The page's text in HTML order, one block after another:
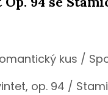
kus /
op. 94 /